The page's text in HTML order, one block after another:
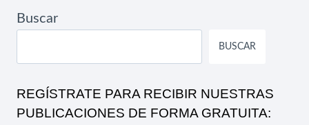
Buscar
BUSCAR
REGÍSTRATE PARA RECIBIR NUESTRAS
PUBLICACIONES DE FORMA GRATUITA: